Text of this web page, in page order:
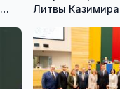
Литвы